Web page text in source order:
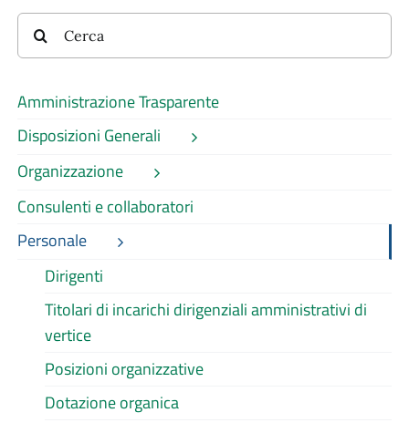
Cerca
per:
Amministrazione Trasparente
Disposizioni Generali
Organizzazione
Consulenti e collaboratori
Personale
Dirigenti
Titolari di incarichi dirigenziali amministrativi di
vertice
Posizioni organizzative
Dotazione organica